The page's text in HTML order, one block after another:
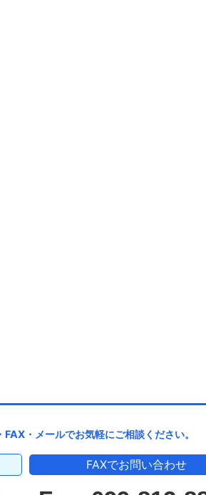
FAX・メールでお気軽にご相談ください。
FAXでお問い合わせ